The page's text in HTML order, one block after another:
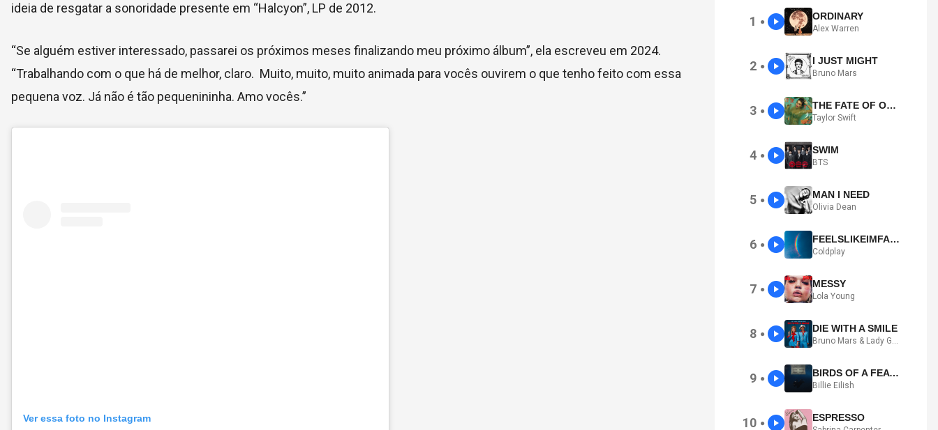
ideia de resgatar a sonoridade presente em “Halcyon”, LP de 2012.
“Se alguém estiver interessado, passarei os próximos meses finalizando meu próximo álbum”, ela escreveu em 2024.
“Trabalhando com o que há de melhor, claro. Muito, muito, muito animada para vocês ouvirem o que tenho feito com essa
pequena voz. Já não é tão pequenininha. Amo vocês.”
Ver essa foto no Instagram
1 ● ORDINARY
Alex Warren
2 ● I JUST MIGHT
Bruno Mars
3 ● THE FATE OF OPHELIA
Taylor Swift
4 ● SWIM
BTS
5 ● MAN I NEED
Olivia Dean
6 ● FEELSLIKEIMFALLINGINLOVE
Coldplay
7 ● MESSY
Lola Young
8 ● DIE WITH A SMILE
Bruno Mars & Lady Gaga
9 ● BIRDS OF A FEATHER
Billie Eilish
10 ● ESPRESSO